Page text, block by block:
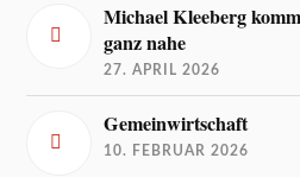
Michael Kleeberg
ganz nahe
27. APRIL 2026
Gemeinwirtschaft
10. FEBRUAR 2026